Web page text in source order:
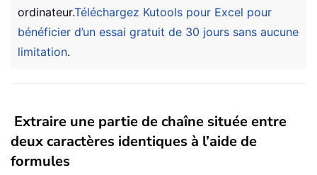
ordinateur.Téléchargez Kutools pour Excel pour
bénéficier d’un essai gratuit de 30 jours sans aucune
limitation.
Extraire une partie de chaîne située entre
deux caractères identiques à l’aide de
formules